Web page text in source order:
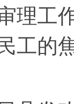
理工
工的